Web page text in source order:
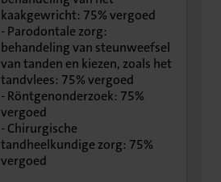
kaakgewricht: 75% vergoed
- Parodontale zorg:
behandeling van steunweefsel
van tanden en kiezen, zoals het
tandvlees: 75% vergoed
- Röntgenonderzoek: 75%
vergoed
- Chirurgische
tandheelkundige zorg: 75%
vergoed